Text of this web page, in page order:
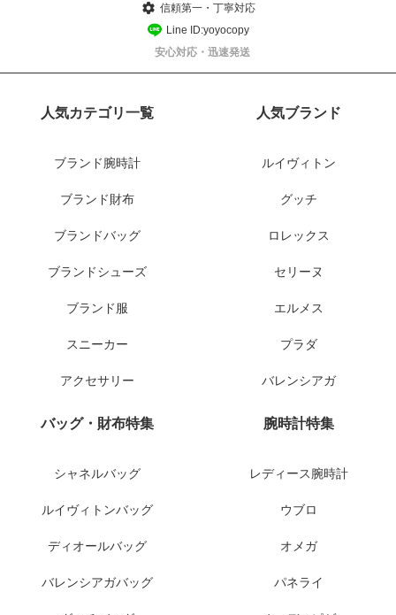
信頼第一・丁寧対応
Line ID:yoyocopy
安心対応・迅速発送
人気カテゴリ一覧
ブランド腕時計
ブランド財布
ブランドバッグ
ブランドシューズ
ブランド服
スニーカー
アクセサリー
人気ブランド
ルイヴィトン
グッチ
ロレックス
セリーヌ
エルメス
プラダ
バレンシアガ
バッグ・財布特集
シャネルバッグ
ルイヴィトンバッグ
ディオールバッグ
バレンシアガバッグ
腕時計特集
レディース腕時計
ウブロ
オメガ
パネライ